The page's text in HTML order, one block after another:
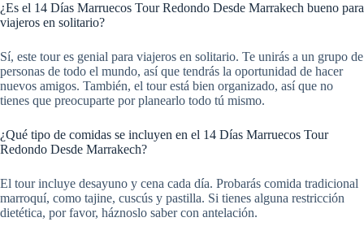
¿Es el 14 Días Marruecos Tour Redondo Desde Marrakech bueno para
viajeros en solitario?
Sí, este tour es genial para viajeros en solitario. Te unirás a un grupo de
personas de todo el mundo, así que tendrás la oportunidad de hacer
nuevos amigos. También, el tour está bien organizado, así que no
tienes que preocuparte por planearlo todo tú mismo.
¿Qué tipo de comidas se incluyen en el 14 Días Marruecos Tour
Redondo Desde Marrakech?
El tour incluye desayuno y cena cada día. Probarás comida tradicional
marroquí, como tajine, cuscús y pastilla. Si tienes alguna restricción
dietética, por favor, háznoslo saber con antelación.